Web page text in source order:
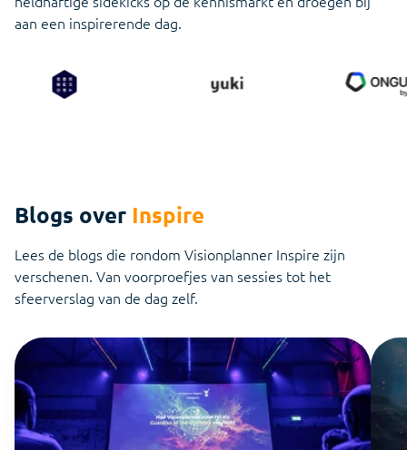
aan een inspirerende dag.
Blogs over Inspire
Lees de blogs die rondom Visionplanner Inspire zijn
verschenen. Van voorproefjes van sessies tot het
sfeerverslag van de dag zelf.